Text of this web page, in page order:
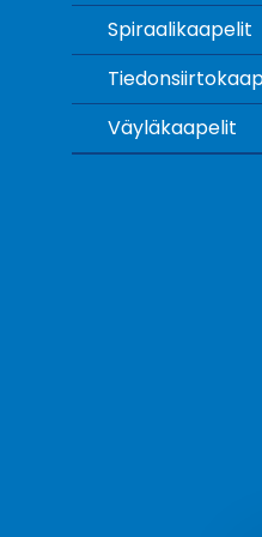
Spiraalikaapelit
Väyläkaapelit